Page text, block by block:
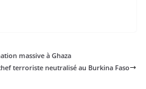
massive à Ghaza
terroriste neutralisé au Burkina Faso